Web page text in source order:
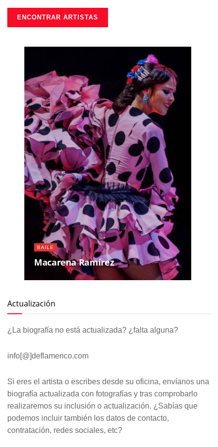
BAILE
Macarena Ramírez
Actualización
¿La biografía no está actualizada? ¿falta alguna?
info[@]deflamenco.com
Si eres el artista o escribes desde su oficina, envíanos una
biografía actualizada con fotografías y tras comprobarlo
realizaremos su inclusión o actualización. ¿Sabías que
podemos incluir también los datos de contacto,
contratación, redes sociales, etc?